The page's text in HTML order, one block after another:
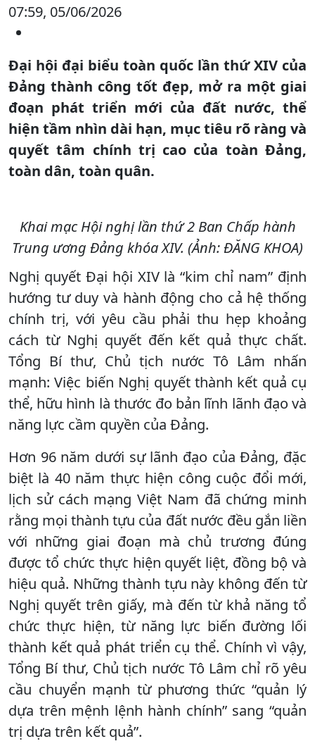
07:59, 05/06/2026
Đại hội đại biểu toàn quốc lần thứ XIV của
Đảng thành công tốt đẹp, mở ra một giai
đoạn phát triển mới của đất nước, thể
hiện tầm nhìn dài hạn, mục tiêu rõ ràng và
quyết tâm chính trị cao của toàn Đảng,
toàn dân, toàn quân.
Khai mạc Hội nghị lần thứ 2 Ban Chấp hành
Trung ương Đảng khóa XIV. (Ảnh: ĐĂNG KHOA)
Nghị quyết Đại hội XIV là “kim chỉ nam” định
hướng tư duy và hành động cho cả hệ thống
chính trị, với yêu cầu phải thu hẹp khoảng
cách từ Nghị quyết đến kết quả thực chất.
Tổng Bí thư, Chủ tịch nước Tô Lâm nhấn
mạnh: Việc biến Nghị quyết thành kết quả cụ
thể, hữu hình là thước đo bản lĩnh lãnh đạo và
năng lực cầm quyền của Đảng.
Hơn 96 năm dưới sự lãnh đạo của Đảng, đặc
biệt là 40 năm thực hiện công cuộc đổi mới,
lịch sử cách mạng Việt Nam đã chứng minh
rằng mọi thành tựu của đất nước đều gắn liền
với những giai đoạn mà chủ trương đúng
được tổ chức thực hiện quyết liệt, đồng bộ và
hiệu quả. Những thành tựu này không đến từ
Nghị quyết trên giấy, mà đến từ khả năng tổ
chức thực hiện, từ năng lực biến đường lối
thành kết quả phát triển cụ thể. Chính vì vậy,
Tổng Bí thư, Chủ tịch nước Tô Lâm chỉ rõ yêu
cầu chuyển mạnh từ phương thức “quản lý
dựa trên mệnh lệnh hành chính” sang “quản
trị dựa trên kết quả”.